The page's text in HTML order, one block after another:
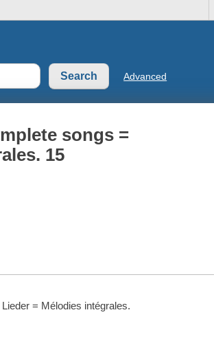
Advanced
songs =
15
= Mélodies intégrales.